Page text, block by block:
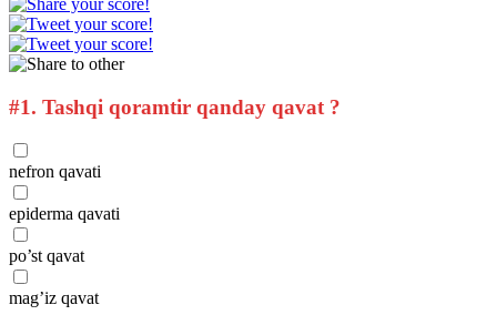
#1. Tashqi qoramtir qanday qavat ?
nefron qavati
epiderma qavati
po’st qavat
mag’iz qavat